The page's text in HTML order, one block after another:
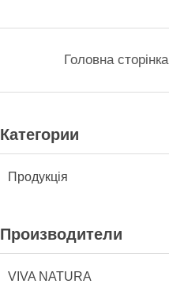
Головна сторінка
Категории
Продукція
Производители
VIVA NATURA